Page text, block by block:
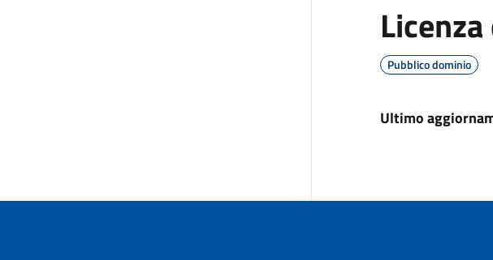
Pubblico dominio
Ultimo